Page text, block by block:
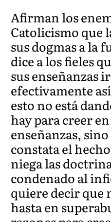
Afirman los
Catolicismo que
sus dogmas a la
dice a los fieles
sus enseñanzas
efectivamente
esto no está
hay para creer
enseñanzas,
constata el
niega las
condenado al
quiere decir que
hasta en